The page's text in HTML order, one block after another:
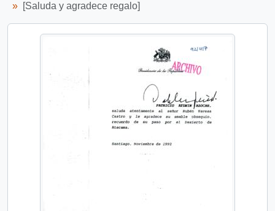
[Saluda y agradece regalo]